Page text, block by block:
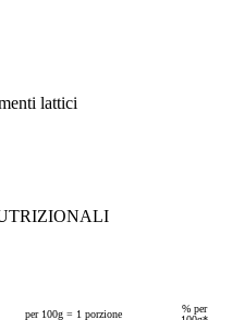
lattici
per 100g = 1 porzione
% per